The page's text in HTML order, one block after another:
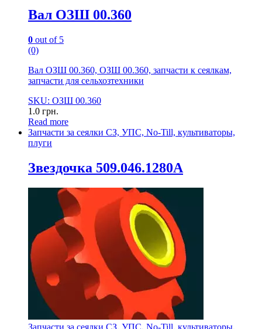
Вал ОЗШ 00.360
0 out of 5
(0)
Вал ОЗШ 00.360, ОЗШ 00.360, запчасти к сеялкам,
запчасти для сельхозтехники
SKU: ОЗШ 00.360
1.0 грн.
Read more
Запчасти за сеялки СЗ, УПС, No-Till, культиваторы,
плуги
Звездочка 509.046.1280А